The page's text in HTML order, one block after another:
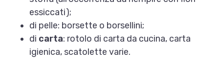
essiccati);
di pelle: borsette o borsellini;
di carta: rotolo di carta da cucina, carta
igienica, scatolette varie.